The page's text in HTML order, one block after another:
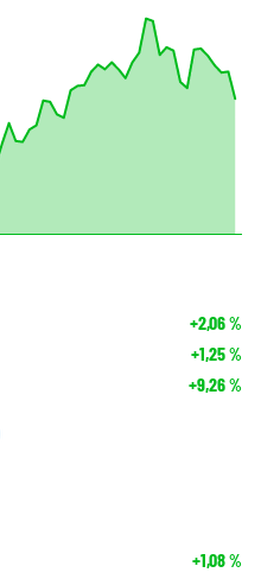
+2,06%
+1,25%
+9,26%
+1,08%